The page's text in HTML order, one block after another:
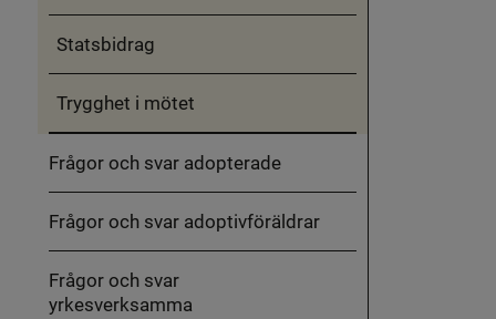
Statsbidrag
Trygghet i mötet
Frågor och svar adopterade
Frågor och svar adoptivföräldrar
Frågor och svar
yrkesverksamma